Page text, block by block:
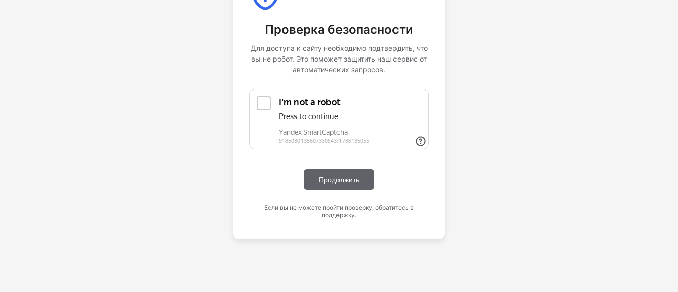
Проверка безопасности
Для доступа к сайту необходимо подтвердить, что
вы не робот. Это поможет защитить наш сервис от
автоматических запросов.
Продолжить
Если вы не можете пройти проверку, обратитесь в
поддержку.